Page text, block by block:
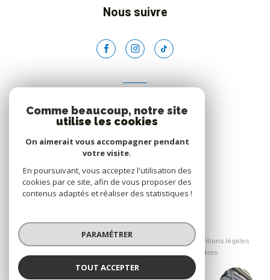
Nous suivre
Nous adhérons
© 2026 | Tous droits réservés
Mentions légales
Cookies
Comme beaucoup, notre site
utilise les cookies
On aimerait vous accompagner pendant
votre visite.
En poursuivant, vous acceptez l'utilisation des
cookies par ce site, afin de vous proposer des
contenus adaptés et réaliser des statistiques !
PARAMÉTRER
TOUT ACCEPTER